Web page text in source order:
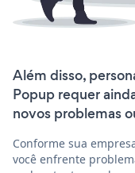
Além disso,
Popup requer
novos problemas
Conforme sua
você enfrente